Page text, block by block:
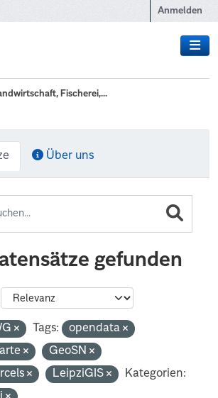
Anmelden
Fischerei,...
Über uns
gefunden
Tags:
opendata
GeoSN
LeipziGIS
Kategorien: